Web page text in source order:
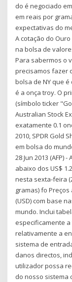
do é negociado
em reais por
expectativas do
A cotação do
na bolsa de
Para sabermos o
precisamos fazer
bolsa de NY que
é a onça troy. O
(símbolo ticker
Australian Stock
exatamente 0.1
2010, SPDR Gold
em bolsa do
28 Jun 2013 (AFP)
abaixo dos US$
nesta sexta-feira
gramas) fo
(USD) com base
mundo. Inclui
especificamente
relativamente a
sistema de
danos directos,
utilizador possa
do nosso sistema